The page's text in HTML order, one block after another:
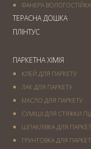
ФАНЕРА ВОЛОГОСТІЙКА
ТЕРАСНА ДОШКА
ПЛІНТУС
ПАРКЕТНА ХІМІЯ
КЛЕЙ ДЛЯ ПАРКЕТУ
ЛАК ДЛЯ ПАРКЕТУ
МАСЛО ДЛЯ ПАРКЕТУ
СУМІШІ ДЛЯ СТЯЖКИ
ШПАКЛІВКА ДЛЯ
ГРУНТОВКА ДЛЯ